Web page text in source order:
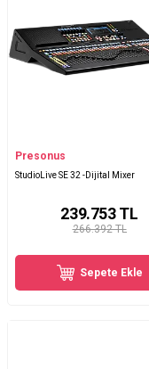
Presonus
StudioLive SE 32 -Dijital Mixer
266.392 TL
239.753TL
Sepete Ekle